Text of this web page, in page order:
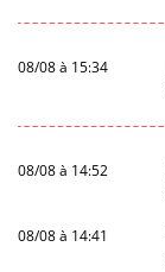
08/08 à 15:34
08/08 à 14:52
08/08 à 14:41